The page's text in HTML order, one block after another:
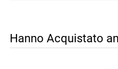
Hanno Acquistato